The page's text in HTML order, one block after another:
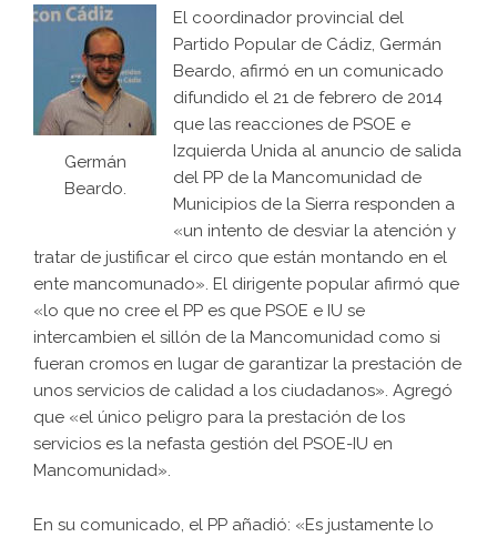
Germán
Beardo.
El coordinador provincial del
Partido Popular de Cádiz, Germán
Beardo, afirmó en un comunicado
difundido el 21 de febrero de 2014
que las reacciones de PSOE e
Izquierda Unida al anuncio de salida
del PP de la Mancomunidad de
Municipios de la Sierra responden a
«un intento de desviar la atención y
tratar de justificar el circo que están montando en el
ente mancomunado». El dirigente popular afirmó que
«lo que no cree el PP es que PSOE e IU se
intercambien el sillón de la Mancomunidad como si
fueran cromos en lugar de garantizar la prestación de
unos servicios de calidad a los ciudadanos». Agregó
que «el único peligro para la prestación de los
servicios es la nefasta gestión del PSOE-IU en
Mancomunidad».
En su comunicado, el PP añadió: «Es justamente lo